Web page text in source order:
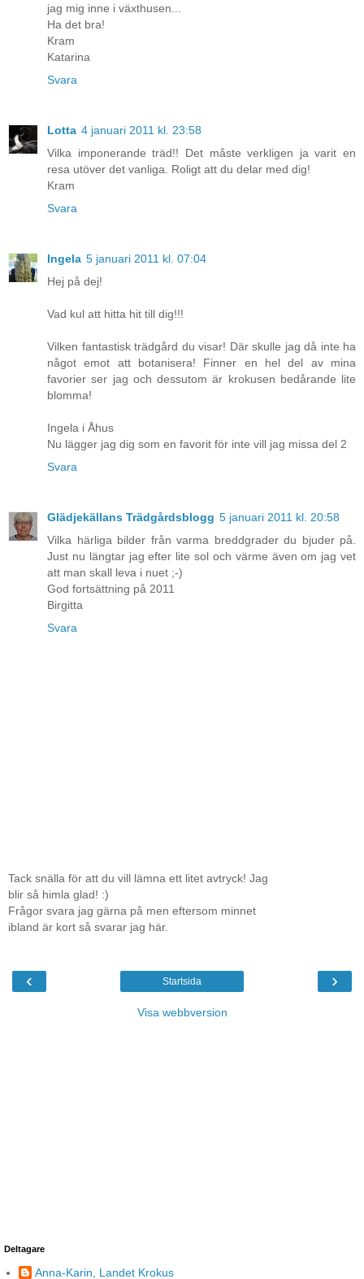
jag mig inne i växthusen...
Ha det bra!
Kram
Katarina
Svara
Lotta 4 januari 2011 kl. 23:58
Vilka imponerande träd!! Det måste verkligen ja varit en
resa utöver det vanliga. Roligt att du delar med dig!
Kram
Svara
Ingela 5 januari 2011 kl. 07:04
Hej på dej!
Vad kul att hitta hit till dig!!!
Vilken fantastisk trädgård du visar! Där skulle jag då inte ha
något emot att botanisera! Finner en hel del av mina
favorier ser jag och dessutom är krokusen bedårande lite
blomma!
Ingela i Åhus
Nu lägger jag dig som en favorit för inte vill jag missa del 2
Svara
Glädjekällans Trädgårdsblogg 5 januari 2011 kl. 20:58
Vilka härliga bilder från varma breddgrader du bjuder på.
Just nu längtar jag efter lite sol och värme även om jag vet
att man skall leva i nuet ;-)
God fortsättning på 2011
Birgitta
Svara
Tack snälla för att du vill lämna ett litet avtryck! Jag
blir så himla glad! :)
Frågor svara jag gärna på men eftersom minnet
ibland är kort så svarar jag här.
‹ ›
Startsida
Visa webbversion
Deltagare
Anna-Karin, Landet Krokus